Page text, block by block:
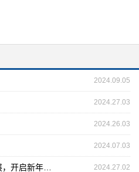
2024.09.05
2024.27.03
2024.26.03
2024.07.03
2024.27.02